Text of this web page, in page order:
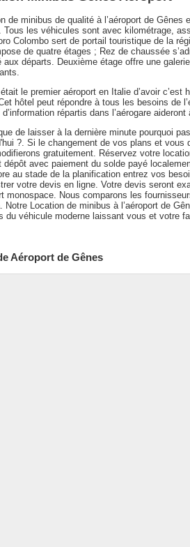
de minibus de qualité à l’aéroport de
Tous les véhicules sont avec kilométrage,
Colombo sert de portail touristique de la
de quatre étages ; Rez de chaussée
aux départs. Deuxième étage offre une
le premier aéroport en Italie d’avoir
hôtel peut répondre à tous les besoins de
répartis dans l’aérogare
de laisser à la dernière minute pourquoi
?. Si le changement de vos plans et vous
gratuitement. Réservez votre
dépôt avec paiement du solde payé
au stade de la planification entrez vos
votre devis en ligne. Votre devis seront
monospace. Nous comparons les
Notre Location de minibus à l’aéroport de
du véhicule moderne laissant vous et votre
Aéroport de Gênes